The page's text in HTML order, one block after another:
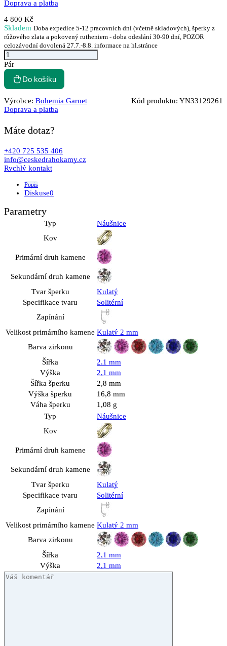
Doprava a platba
4 800 Kč
Skladem Doba expedice 5-12 pracovních dní (včetně skladových), šperky z
růžového zlata a pokovený rutheniem - doba odeslání 30-90 dní, POZOR
celozávodní dovolená 27.7.-8.8. informace na hl.stránce
Pár
Do košíku
Výrobce: Bohemia Garnet Kód produktu: YN33129261
Doprava a platba
Máte dotaz?
+420 725 535 406
info@ceskedrahokamy.cz
Rychlý kontakt
Popis
Diskuse0
Parametry
Typ
Náušnice
Kov
Primární druh kamene
Sekundární druh kamene
Tvar šperku
Kulatý
Specifikace tvaru
Solitérní
Zapínání
Velikost primárního kamene Kulatý 2 mm
Barva zirkonu
Šířka
2,1 mm
Výška
2,1 mm
Šířka šperku
2,8 mm
Výška šperku
16,8 mm
Váha šperku
1,08 g
Typ
Náušnice
Kov
Primární druh kamene
Sekundární druh kamene
Tvar šperku
Kulatý
Specifikace tvaru
Solitérní
Zapínání
Velikost primárního kamene Kulatý 2 mm
Barva zirkonu
Šířka
2,1 mm
Výška
2,1 mm